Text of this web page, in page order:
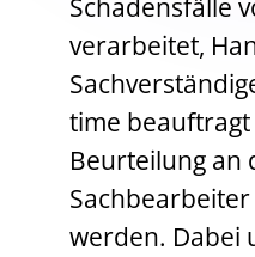
Schadensfälle
verarbeitet,
time
Beurteilung an
werden. Dabei